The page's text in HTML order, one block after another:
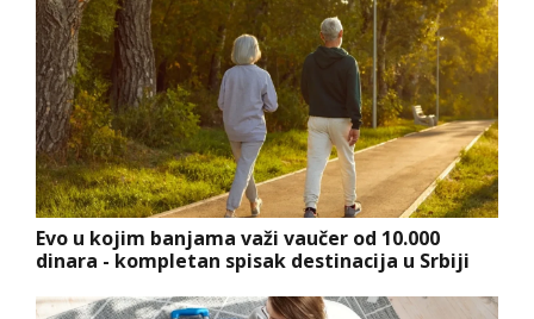
Evo u kojim banjama važi vaučer od 10.000
dinara - kompletan spisak destinacija u Srbiji